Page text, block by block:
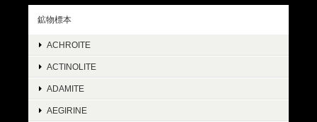
鉱物標本
ACHROITE
ACTINOLITE
ADAMITE
AEGIRINE